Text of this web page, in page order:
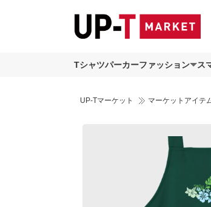
Tシャツパーカーファッション ス
UP-Tマーケット マーケットアイテ